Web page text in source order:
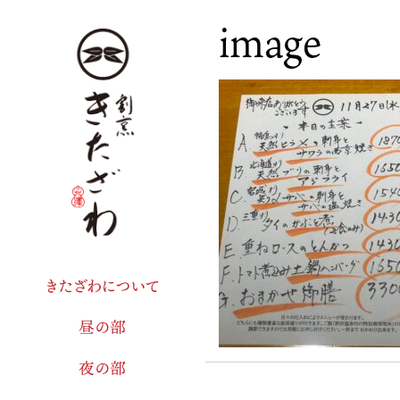
きたざわについて
昼の部
夜の部
image